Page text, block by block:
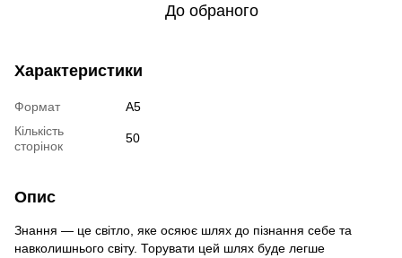
До обраного
Характеристики
Формат
А5
Кількість
сторінок
50
Опис
Знання — це світло, яке осяює шлях до пізнання себе та
навколишнього світу. Торувати цей шлях буде легше